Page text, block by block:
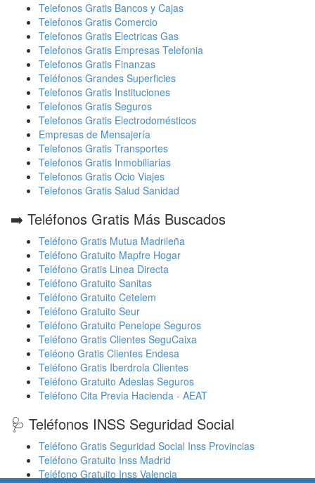
Telefonos Gratis Bancos y Cajas
Telefonos Gratis Comercio
Telefonos Gratis Electricas Gas
Telefonos Gratis Empresas Telefonia
Telefonos Gratis Finanzas
Teléfonos Grandes Superficies
Telefonos Gratis Instituciones
Telefonos Gratis Seguros
Telefonos Gratis Electrodomésticos
Empresas de Mensajería
Telefonos Gratis Transportes
Telefonos Gratis Inmobiliarias
Telefonos Gratis Ocio Viajes
Telefonos Gratis Salud Sanidad
➡️ Teléfonos Gratis Más Buscados
Teléfono Gratis Mutua Madrileña
Teléfono Gratuito Mapfre Hogar
Teléfono Gratis Linea Directa
Teléfono Gratuito Sanitas
Teléfono Gratuito Cetelem
Teléfono Gratuito Seur
Teléfono Gratuito Penelope Seguros
Teléfono Gratis Clientes SeguCaixa
Teléono Gratis Clientes Endesa
Teléfono Gratis Iberdrola Clientes
Teléfono Gratuito Adeslas Seguros
Teléfono Cita Previa Hacienda - AEAT
🩺 Teléfonos INSS Seguridad Social
Teléfono Gratis Seguridad Social Inss Provincias
Teléfono Gratuito Inss Madrid
Teléfono Gratuito Inss Valencia